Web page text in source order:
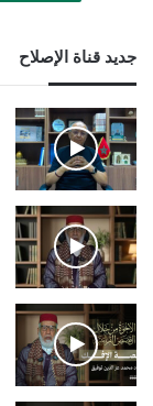
جديد قناة الإصلاح